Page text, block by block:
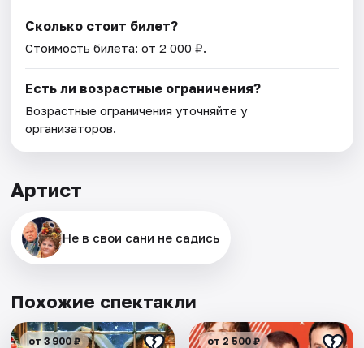
Сколько стоит билет?
Стоимость билета: от 2 000 ₽.
Есть ли возрастные ограничения?
Возрастные ограничения уточняйте у
организаторов.
Артист
Не в свои сани не садись
Похожие спектакли
от 3 900 ₽ от 2 500 ₽